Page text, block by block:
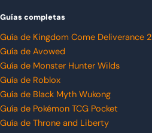
Guías completas
Guía de Kingdom Come Deliverance 2
Guía de Avowed
Guía de Monster Hunter Wilds
Guía de Roblox
Guía de Black Myth Wukong
Guía de Pokémon TCG Pocket
Guía de Throne and Liberty